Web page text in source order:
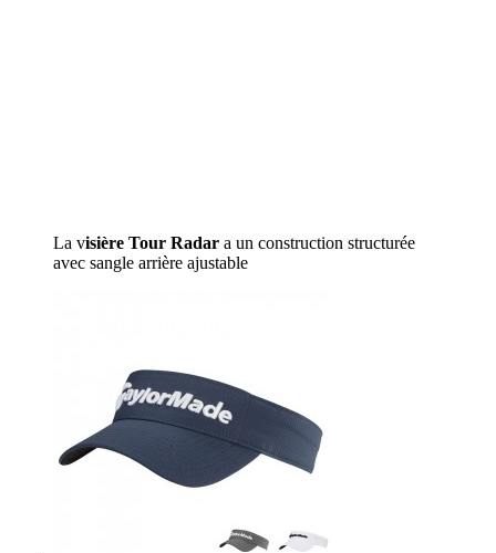
La visière Tour Radar a un construction structurée
avec sangle arrière ajustable